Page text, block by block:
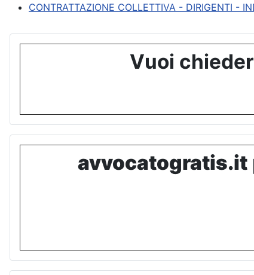
CONTRATTAZIONE COLLETTIVA - DIRIGENTI -
Vuoi
avvocatogratis.it